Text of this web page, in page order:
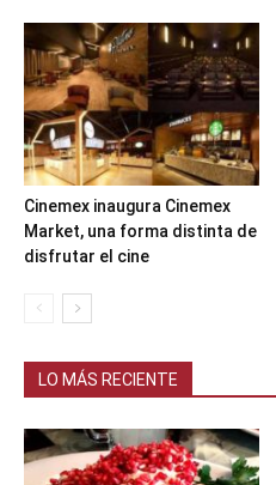
Cinemex inaugura Cinemex
Market, una forma distinta de
disfrutar el cine
LO MÁS RECIENTE